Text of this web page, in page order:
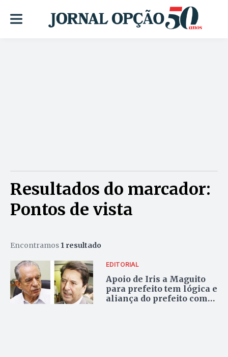
Resultados do marcador:
Pontos de vista
Encontramos 1 resultado
EDITORIAL
Apoio de Iris a Maguito
para prefeito tem lógica e
aliança do prefeito com